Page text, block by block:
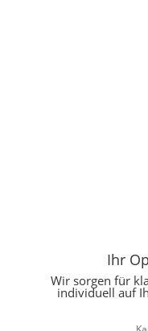
Ihr
Wir sorgen für
individuell auf